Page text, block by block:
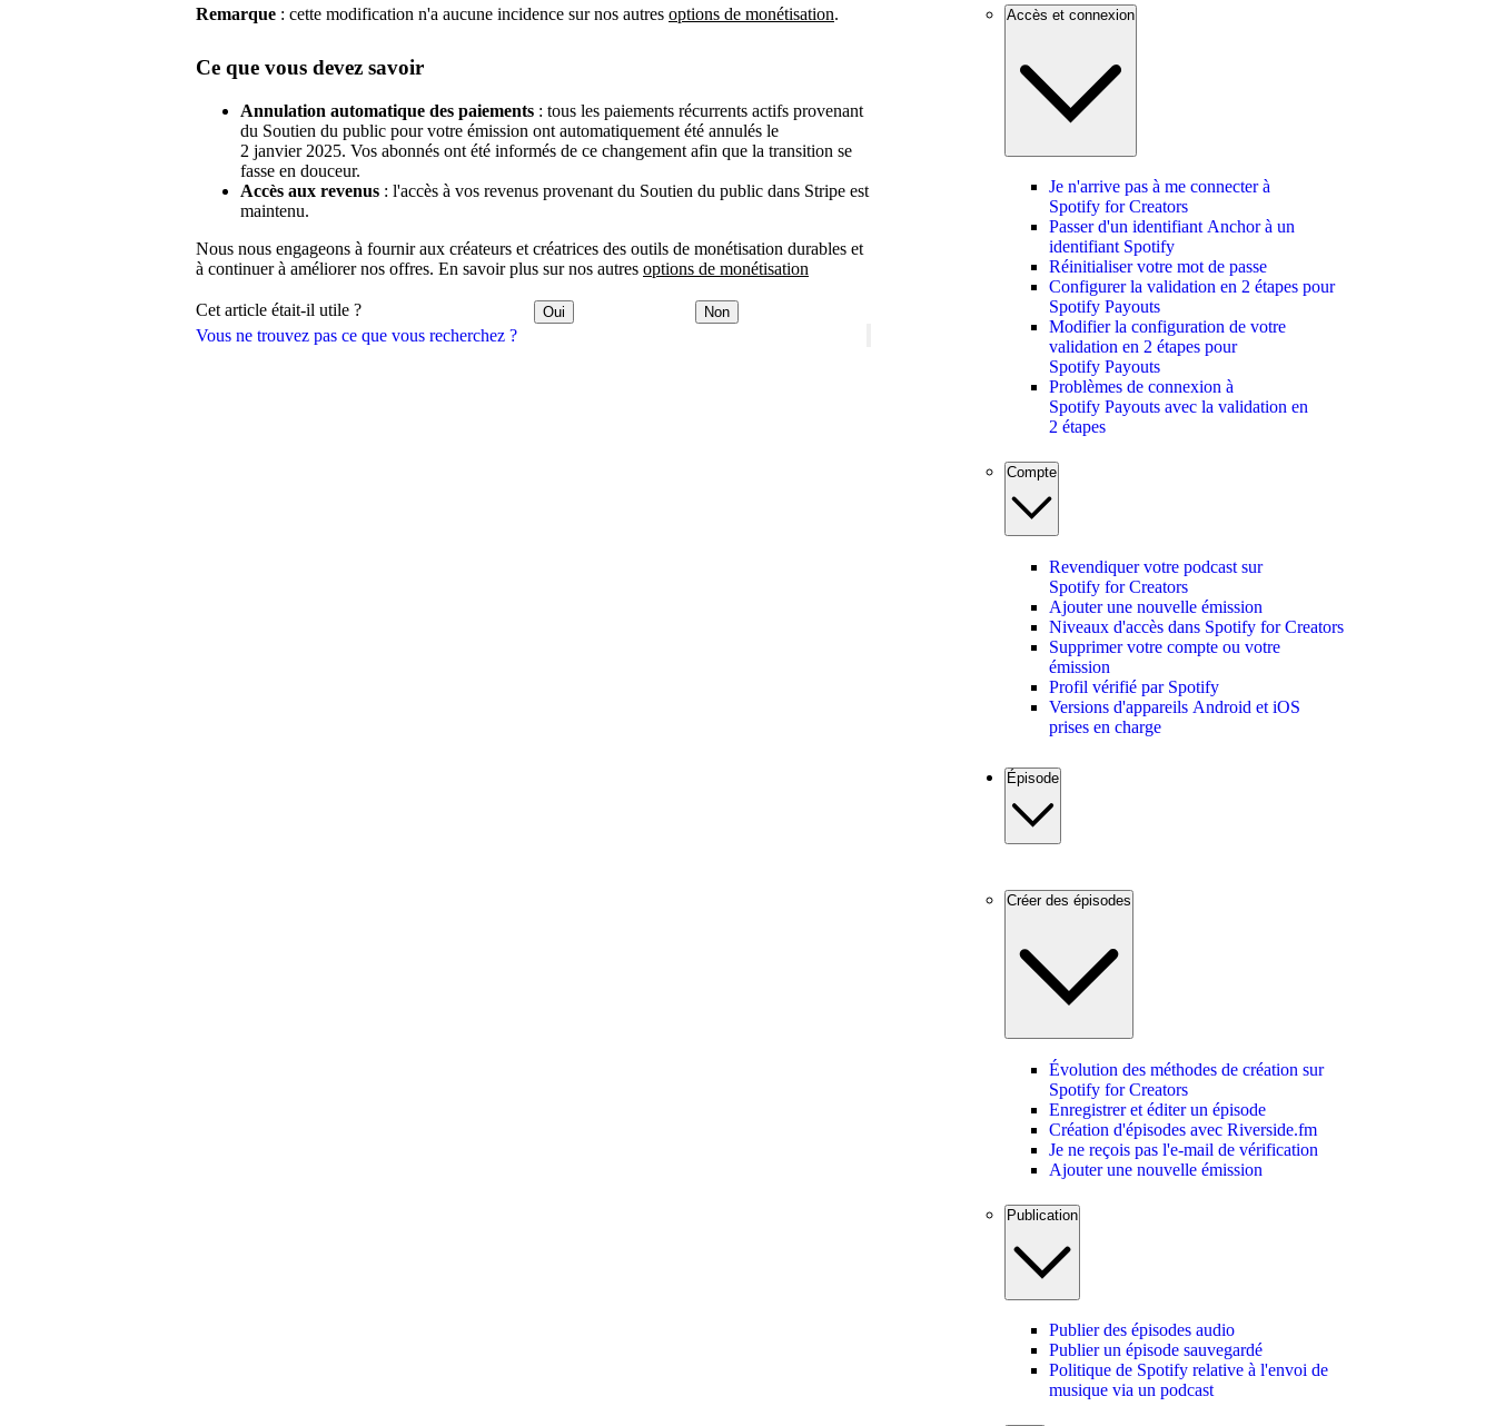
Vous ne trouvez pas ce que vous recherchez ?
Remarque : cette modification n'a aucune incidence sur nos autres options de monétisation.
Ce que vous devez savoir
Annulation automatique des paiements : tous les paiements récurrents actifs provenant
du Soutien du public pour votre émission ont automatiquement été annulés le
2 janvier 2025. Vos abonnés ont été informés de ce changement afin que la transition se
fasse en douceur.
Accès aux revenus : l'accès à vos revenus provenant du Soutien du public dans Stripe est
maintenu.
Nous nous engageons à fournir aux créateurs et créatrices des outils de monétisation durables et
à continuer à améliorer nos offres. En savoir plus sur nos autres options de monétisation
Cet article était-il utile ? Oui Non
Accès et connexion
Je n'arrive pas à me connecter à
Spotify for Creators
Passer d'un identifiant Anchor à un
identifiant Spotify
Réinitialiser votre mot de passe
Configurer la validation en 2 étapes pour
Spotify Payouts
Modifier la configuration de votre
validation en 2 étapes pour
Spotify Payouts
Problèmes de connexion à
Spotify Payouts avec la validation en
2 étapes
Compte
Revendiquer votre podcast sur
Spotify for Creators
Ajouter une nouvelle émission
Niveaux d'accès dans Spotify for Creators
Supprimer votre compte ou votre
émission
Profil vérifié par Spotify
Versions d'appareils Android et iOS
prises en charge
Épisode
Créer des épisodes
Évolution des méthodes de création sur
Spotify for Creators
Enregistrer et éditer un épisode
Création d'épisodes avec Riverside.fm
Je ne reçois pas l'e-mail de vérification
Ajouter une nouvelle émission
Publication
Publier des épisodes audio
Publier un épisode sauvegardé
Politique de Spotify relative à l'envoi de
musique via un podcast